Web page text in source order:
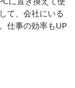
て、会社にいる
仕事の効率もUP